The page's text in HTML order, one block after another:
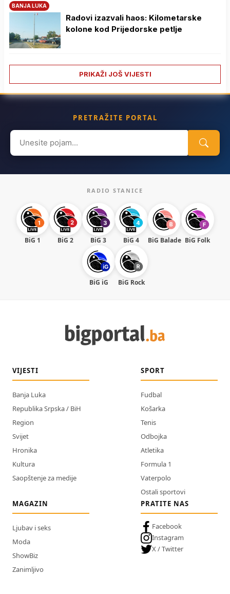
BANJA LUKA
Radovi izazvali haos: Kilometarske
kolone kod Prijedorske petlje
PRIKAŽI JOŠ VIJESTI
PRETRAŽITE PORTAL
Search
for:
RADIO STANICE
BiG 1 BiG 2 BiG 3 BiG 4 BiG Balade BiG Folk
BiG iG BiG Rock
VIJESTI
Banja Luka
Republika Srpska / BiH
Region
Svijet
Hronika
Kultura
Saopštenje za medije
SPORT
Fudbal
Košarka
Tenis
Odbojka
Atletika
Formula 1
Vaterpolo
Ostali sportovi
MAGAZIN
Ljubav i seks
Moda
ShowBiz
Zanimljivo
PRATITE NAS
Facebook
Instagram
X / Twitter